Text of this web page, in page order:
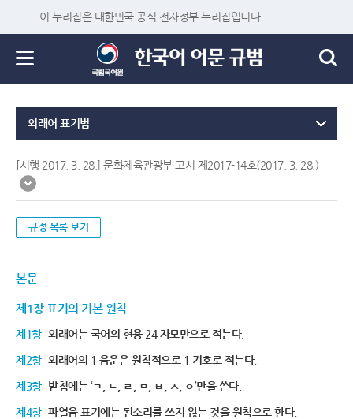
이 누리집은 대한민국 공식 전자정부 누리집입니다.
외래어 표기법
[시행 2017. 3. 28.] 문화체육관광부 고시 제2017-14호(2017. 3. 28.)
규정 목록 보기
본문
제1장 표기의 기본 원칙
제1항 외래어는 국어의 현용 24 자모만으로 적는다.
제2항 외래어의 1 음운은 원칙적으로 1 기호로 적는다.
제3항 받침에는 ‘ㄱ, ㄴ, ㄹ, ㅁ, ㅂ, ㅅ, ㅇ’만을 쓴다.
제4항 파열음 표기에는 된소리를 쓰지 않는 것을 원칙으로 한다.